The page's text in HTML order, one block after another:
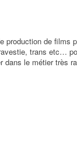
de
trans etc…
le métier très